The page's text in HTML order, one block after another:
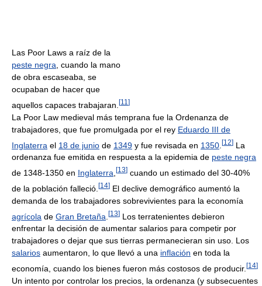
Las Poor Laws a raíz de la
peste negra , cuando la mano
de obra escaseaba, se
ocupaban de hacer que
aquellos capaces trabajaran. [11 ]
La Poor Law medieval más temprana fue la Ordenanza de
trabajadores, que fue promulgada por el rey Eduardo III de
Inglaterra el 18 de junio de 1349 y fue revisada en 1350 [12] La
ordenanza fue emitida en respuesta a la epidemia de peste negra
de 1348-1350 en Inglaterra [13] cuando un estimado del 30-40%
de la población falleció. [14] El declive demográfico aumentó la
demanda de los trabajadores sobrevivientes para la economía
agrícola de Gran Bretaña [13] Los terratenientes debieron
enfrentar la decisión de aumentar salarios para competir por
trabajadores o dejar que sus tierras permanecieran sin uso. Los
salarios aumentaron, lo que llevó a una inflación en toda la
economía, cuando los bienes fueron más costosos de producir. [14]
Un intento por controlar los precios, la ordenanza (y subsecuentes